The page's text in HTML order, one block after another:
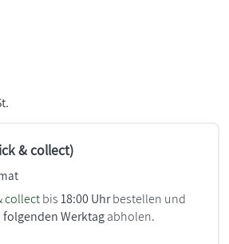
& collect)
collect bis18:00 Uhrbestellen und
folgenden Werktagabholen.